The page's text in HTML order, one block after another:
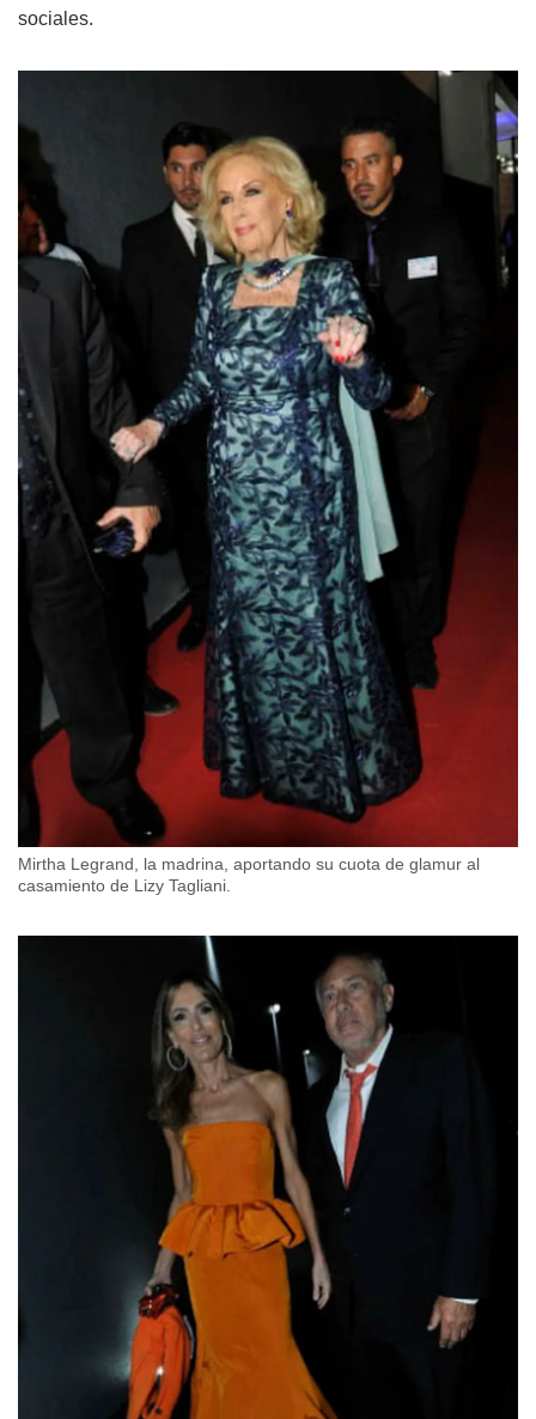
sociales.
Mirtha Legrand, la madrina, aportando su cuota de glamur al
casamiento de Lizy Tagliani.